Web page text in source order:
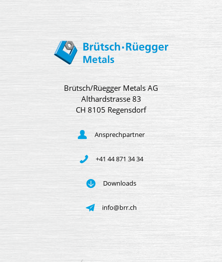
Brütsch/Rüegger Metals AG
Althardstrasse 83
CH 8105 Regensdorf
Ansprechpartner
+41 44 871 34 34
Downloads
info@brr.ch